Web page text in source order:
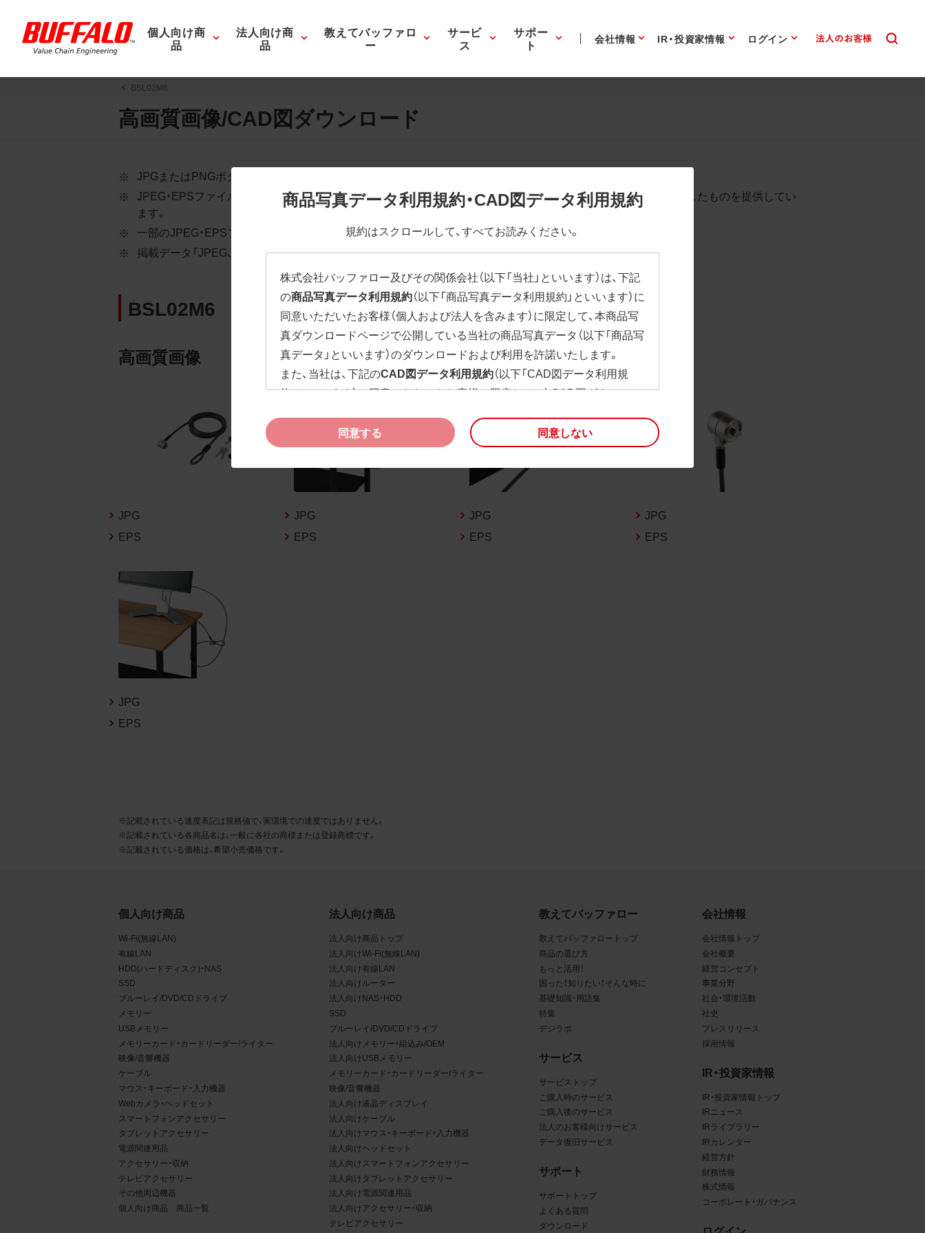
個人向け商
品
法人向け商
品
教えてバッファロ
ー
サービ
ス
サポー
ト 会社情報 IR・投資家情報 ログイン
BSL02M6
高画質画像/CAD図ダウンロード
商品写真データ利用規約・CAD図データ利用規約
規約はスクロールして、すべてお読みください。
株式会社バッファロー及びその関係会社（以下「当社」といいます）は、下記
の商品写真データ利用規約（以下「商品写真データ利用規約」といいます）に
同意いただいたお客様（個人および法人を含みます）に限定して、本商品写
真ダウンロードページで公開している当社の商品写真データ（以下「商品写
真データ」といいます）のダウンロードおよび利用を許諾いたします。
また、当社は、下記のCAD図データ利用規約（以下「CAD図データ利用規
約」といいます）に同意いただいたお客様に限定して、本CAD図ダウンロー
ます）の利用を許諾いたします。
お客様が「同意する」ボタンをクリックされた場合、商品写真データ利用規
約及びCAD図データ利用規約に同意いただいたものとみなされます。
なお、商品写真データ利用規約及びCAD図データ利用規約の記載事項は予
告なく変更されることがあります。各データをダウンロードする際には最
ものとします。
品名等）を併記する等の方法により、商品写真データに表示されてい
商品写真データに著作権表示、ラベル、商標その他のマークがある場
合、それらを除去しないこと
商品写真データを当社HPのトップページ以外のサイトとのリンクと
して利用しないこと
商品写真データを他社のロゴ又は他社商品等に近づけて掲記するな
どして、当社と提携、協力関係等にあるとの示唆や誤解を生じさせう
る態様の利用を行わないこと
その他、当社の運営するサイトではないと看者が判断することを困難
とするような態様で、商品写真データを利用しないこと
4.免責事項
当社は、商品写真データの正確性、完全性、適合性、有用性、最新性、第三者
権利の非侵害等について保証するものではありません。また、商品写真
データの利用に起因して発生した一切の損害について、当社はその賠償の
責任を負いません。また、商品写真データの内容は予告なしに変更又は掲
載を中止することがありますのでご了承ください。
同意する 同意しない
JPGまたはPNGボタンを押すと画像の表示。EPSボタンを押すと圧縮ファイルのダウンロードが始まります。
JPEG・EPSファイルにはパスが設定されています。画像編集の際に便利です。PNG画像は原則として背景を透過したものを提供してい
ます。
一部のJPEG・EPSファイルにはパスが設定されていない場合があります。ご了承ください。
掲載データ「JPEG、PNG : 低解像度(RGBカラー)」 「EPS : 高解像度(CMYKカラー)」
BSL02M6
高画質画像
JPG
EPS
JPG
EPS
JPG
EPS
JPG
EPS
JPG
EPS
※記載されている速度表記は規格値で、実環境での速度ではありません。
※記載されている各商品名は、一般に各社の商標または登録商標です。
※記載されている価格は、希望小売価格です。
個人向け商品
Wi-Fi(無線LAN)
有線LAN
HDD(ハードディスク)・NAS
SSD
ブルーレイ/DVD/CDドライブ
メモリー
USBメモリー
メモリーカード・カードリーダー/ライター
映像/音響機器
ケーブル
マウス・キーボード・入力機器
Webカメラ・ヘッドセット
スマートフォンアクセサリー
タブレットアクセサリー
電源関連用品
アクセサリー・収納
テレビアクセサリー
その他周辺機器
個人向け商品 商品一覧
法人向け商品
法人向け商品トップ
法人向けWi-Fi(無線LAN)
法人向け有線LAN
法人向けルーター
法人向けNAS・HDD
SSD
ブルーレイ/DVD/CDドライブ
法人向けメモリー・組込み/OEM
法人向けUSBメモリー
メモリーカード・カードリーダー/ライター
映像/音響機器
法人向け液晶ディスプレイ
法人向けケーブル
法人向けマウス・キーボード・入力機器
法人向けヘッドセット
法人向けスマートフォンアクセサリー
法人向けタブレットアクセサリー
法人向け電源関連用品
法人向けアクセサリー・収納
テレビアクセサリー
教えてバッファロー
教えてバッファロートップ
商品の選び方
もっと活用！
困った！知りたい！そんな時に
基礎知識・用語集
特集
デジラボ
サービス
サービストップ
ご購入時のサービス
ご購入後のサービス
法人のお客様向けサービス
データ復旧サービス
サポート
サポートトップ
よくある質問
ダウンロード
会社情報
会社情報トップ
会社概要
経営コンセプト
事業分野
社会・環境活動
社史
プレスリリース
採用情報
IR・投資家情報
IR・投資家情報トップ
IRニュース
IRライブラリー
IRカレンダー
経営方針
財務情報
株式情報
コーポレート・ガバナンス